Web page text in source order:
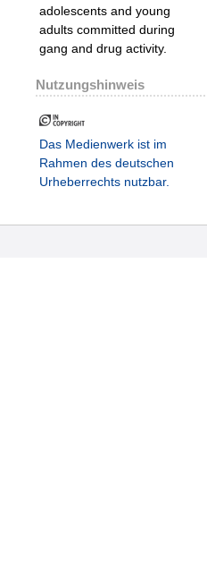
adolescents and young
adults committed during
gang and drug activity.
Nutzungshinweis
Das Medienwerk ist im
Rahmen des deutschen
Urheberrechts nutzbar.